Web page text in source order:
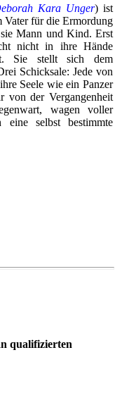
Kara Unger) ist
Vater für die Ermordung
Mann und Kind. Erst
nicht in ihre Hände
Sie stellt sich dem
Schicksale: Jede von
Seele wie ein Panzer
von der Vergangenheit
wagen voller
selbst bestimmte
qualifizierten